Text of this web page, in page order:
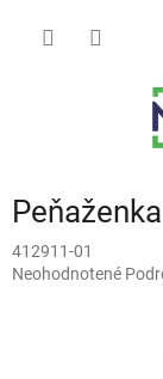
412911-01
Priemerné
Neohodnotené